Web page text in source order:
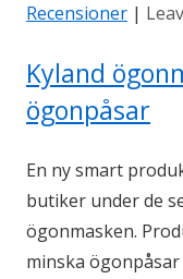
Recensioner |
Kyland
ögonpåsar
En ny smart
butiker under de
ögonmasken.
minska